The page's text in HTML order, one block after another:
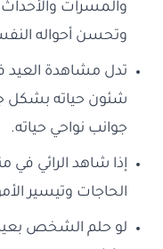
والمسرات
وتحسن أحواله
تدل مشاهدة العيد
شئون حياته بشكل
جوانب نواحي حياته.
إذا شاهد الرائي في
الحاجات وتيسير
لو حلم الشخص بعيد